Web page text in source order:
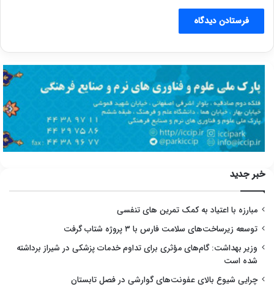
خبر جدید
مبارزه با اعتیاد به کمک تمرین های تنفسی
توسعه زیرساخت‌های سلامت فارس با ۳ پروژه شتاب گرفت
وزیر بهداشت: گام‌های مؤثری برای تداوم خدمات پزشکی در شیراز برداشته
شده است
چرایی شیوع بالای عفونت‌های گوارشی در فصل تابستان